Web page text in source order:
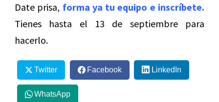
Date prisa, forma ya tu equipo e inscríbete.
Tienes hasta el 13 de septiembre para
hacerlo.
Twitter Facebook LinkedIn
WhatsApp